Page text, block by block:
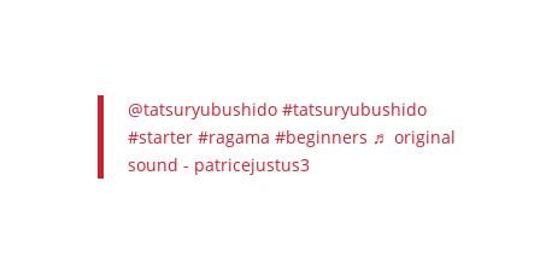
@tatsuryubushido #tatsuryubushido
#starter #ragama #beginners ♬ original
sound - patricejustus3